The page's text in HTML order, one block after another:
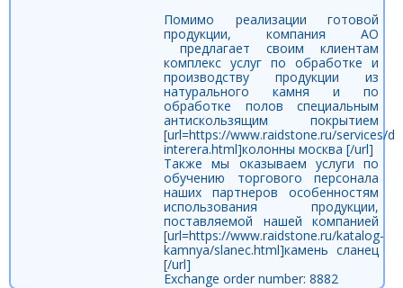
Помимо реализации готовой
продукции, компания АО
предлагает своим клиентам
комплекс услуг по обработке и
производству продукции из
натурального камня и по
обработке полов специальным
антискользящим покрытием
[url=https://www.raidstone.ru/services/
interera.html]колонны москва [/url]
Также мы оказываем услуги по
обучению торгового персонала
наших партнеров особенностям
использования продукции,
поставляемой нашей компанией
[url=https://www.raidstone.ru/katalog-
kamnya/slanec.html]камень сланец
[/url]
Exchange order number: 8882